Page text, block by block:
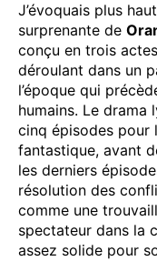
J’évoquais plus
surprenante de
conçu en trois
déroulant dans un
l’époque qui
humains. Le drama
cinq épisodes pour
fantastique, avant
les derniers
résolution des
comme une
spectateur dans la
assez solide pour